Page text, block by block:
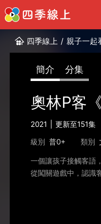
四季線上 / 親子一起
簡介 分集
奧林P客
2021
更新至151集
級別 普0+ 類別
一個讓孩子接觸客語
從闖關遊戲中，認識